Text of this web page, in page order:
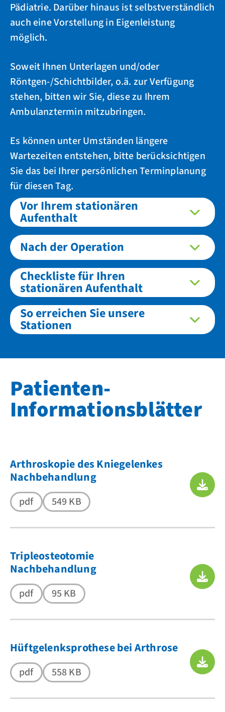
Pädiatrie. Darüber hinaus ist selbstverständlich
auch eine Vorstellung in Eigenleistung
möglich.
Soweit Ihnen Unterlagen und/oder
Röntgen-/Schichtbilder, o.ä. zur Verfügung
stehen, bitten wir Sie, diese zu Ihrem
Ambulanztermin mitzubringen.
Es können unter Umständen längere
Wartezeiten entstehen, bitte berücksichtigen
Sie das bei Ihrer persönlichen Terminplanung
für diesen Tag.
Vor Ihrem stationären
Aufenthalt
Nach der Operation
Checkliste für Ihren
stationären Aufenthalt
So erreichen Sie unsere
Stationen
Patienten-
Informationsblätter
Arthroskopie des Kniegelenkes
Nachbehandlung
pdf 549 KB
Tripleosteotomie
Nachbehandlung
pdf 95 KB
Hüftgelenksprothese bei Arthrose
pdf 558 KB